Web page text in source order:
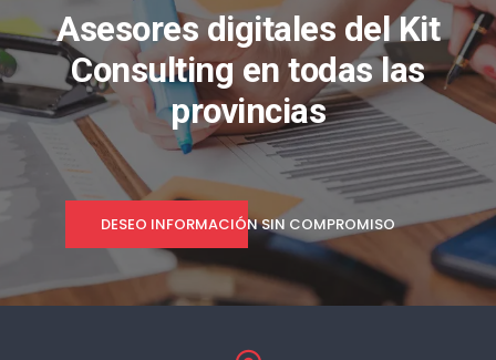
Asesores digitales del Kit
Consulting en todas las
provincias
DESEO INFORMACIÓN SIN COMPROMISO